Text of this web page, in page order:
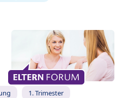
1. Trimester